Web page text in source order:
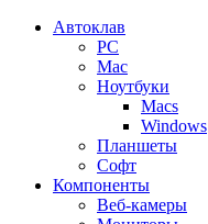
Автоклав
PC
Mac
Ноутбуки
Macs
Windows
Планшеты
Софт
Компоненты
Веб-камеры